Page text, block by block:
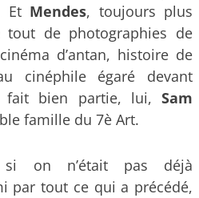
Et Mendes, toujours plus
tout de photographies de
d’antan, histoire de
cinéphile égaré devant
fait bien partie, lui, Sam
famille du 7è Art.
si on n’était pas déjà
par tout ce qui a précédé,